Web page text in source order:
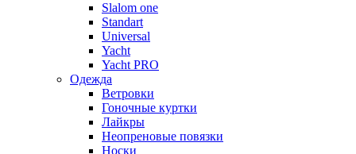
Slalom one
Standart
Universal
Yacht
Yacht PRO
Одежда
Ветровки
Гоночные куртки
Лайкры
Неопреновые повязки
Носки